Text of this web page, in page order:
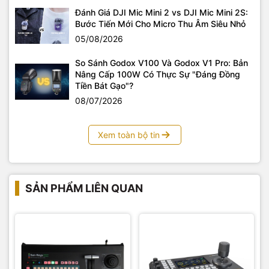
AvMatrix UC1218-4K Pro Được Sử Dụng Cho
Mục Đích Gì?
Game thủ chuyên nghiệp & Streamer:
Ghi lại gameplay
từ máy console (PS5, Xbox) hoặc PC với chất lượng
Đánh Giá DJI Mic Mini 2 vs DJI Mic Mini 2S:
Bước Tiến Mới Cho Micro Thu Âm Siêu Nhỏ
05/08/2026
So Sánh Godox V100 Và Godox V1 Pro: Bản
Nâng Cấp 100W Có Thực Sự "Đáng Đồng
Tiền Bát Gạo"?
08/07/2026
Xem toàn bộ tin
SẢN PHẨM LIÊN QUAN